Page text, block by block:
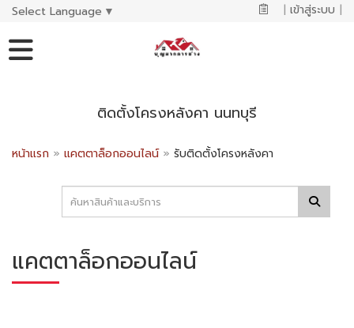
Select Language ▼ | เข้าสู่ระบบ |
ติดตั้งโครงหลังคา นนทบุรี
หน้าแรก » แคตตาล็อกออนไลน์ » รับติดตั้งโครงหลังคา
แคตตาล็อกออนไลน์